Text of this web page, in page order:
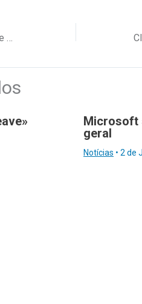
Microsoft
geral
Notícias • 2 de